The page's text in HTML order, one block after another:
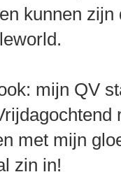
kunnen
mijn QV
met mijn
zin in!